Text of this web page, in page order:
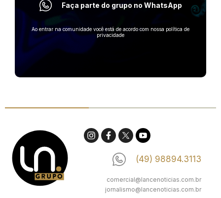
Faça parte do grupo no WhatsApp
Ao entrar na comunidade você está de acordo com nossa política de
privacidade
(49) 98894.3113
comercial@lancenoticias.com.br
jornalismo@lancenoticias.com.br